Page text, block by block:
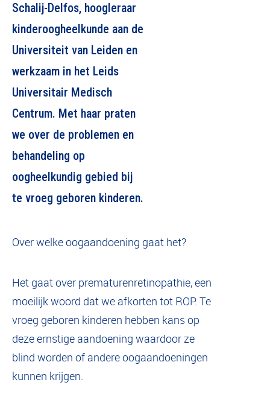
Schalij-Delfos, hoogleraar
kinderoogheelkunde aan de
Universiteit van Leiden en
werkzaam in het Leids
Universitair Medisch
Centrum. Met haar praten
we over de problemen en
behandeling op
oogheelkundig gebied bij
te vroeg geboren kinderen.
Over welke oogaandoening gaat het?
Het gaat over prematurenretinopathie, een
moeilijk woord dat we afkorten tot ROP. Te
vroeg geboren kinderen hebben kans op
deze ernstige aandoening waardoor ze
blind worden of andere oogaandoeningen
kunnen krijgen.